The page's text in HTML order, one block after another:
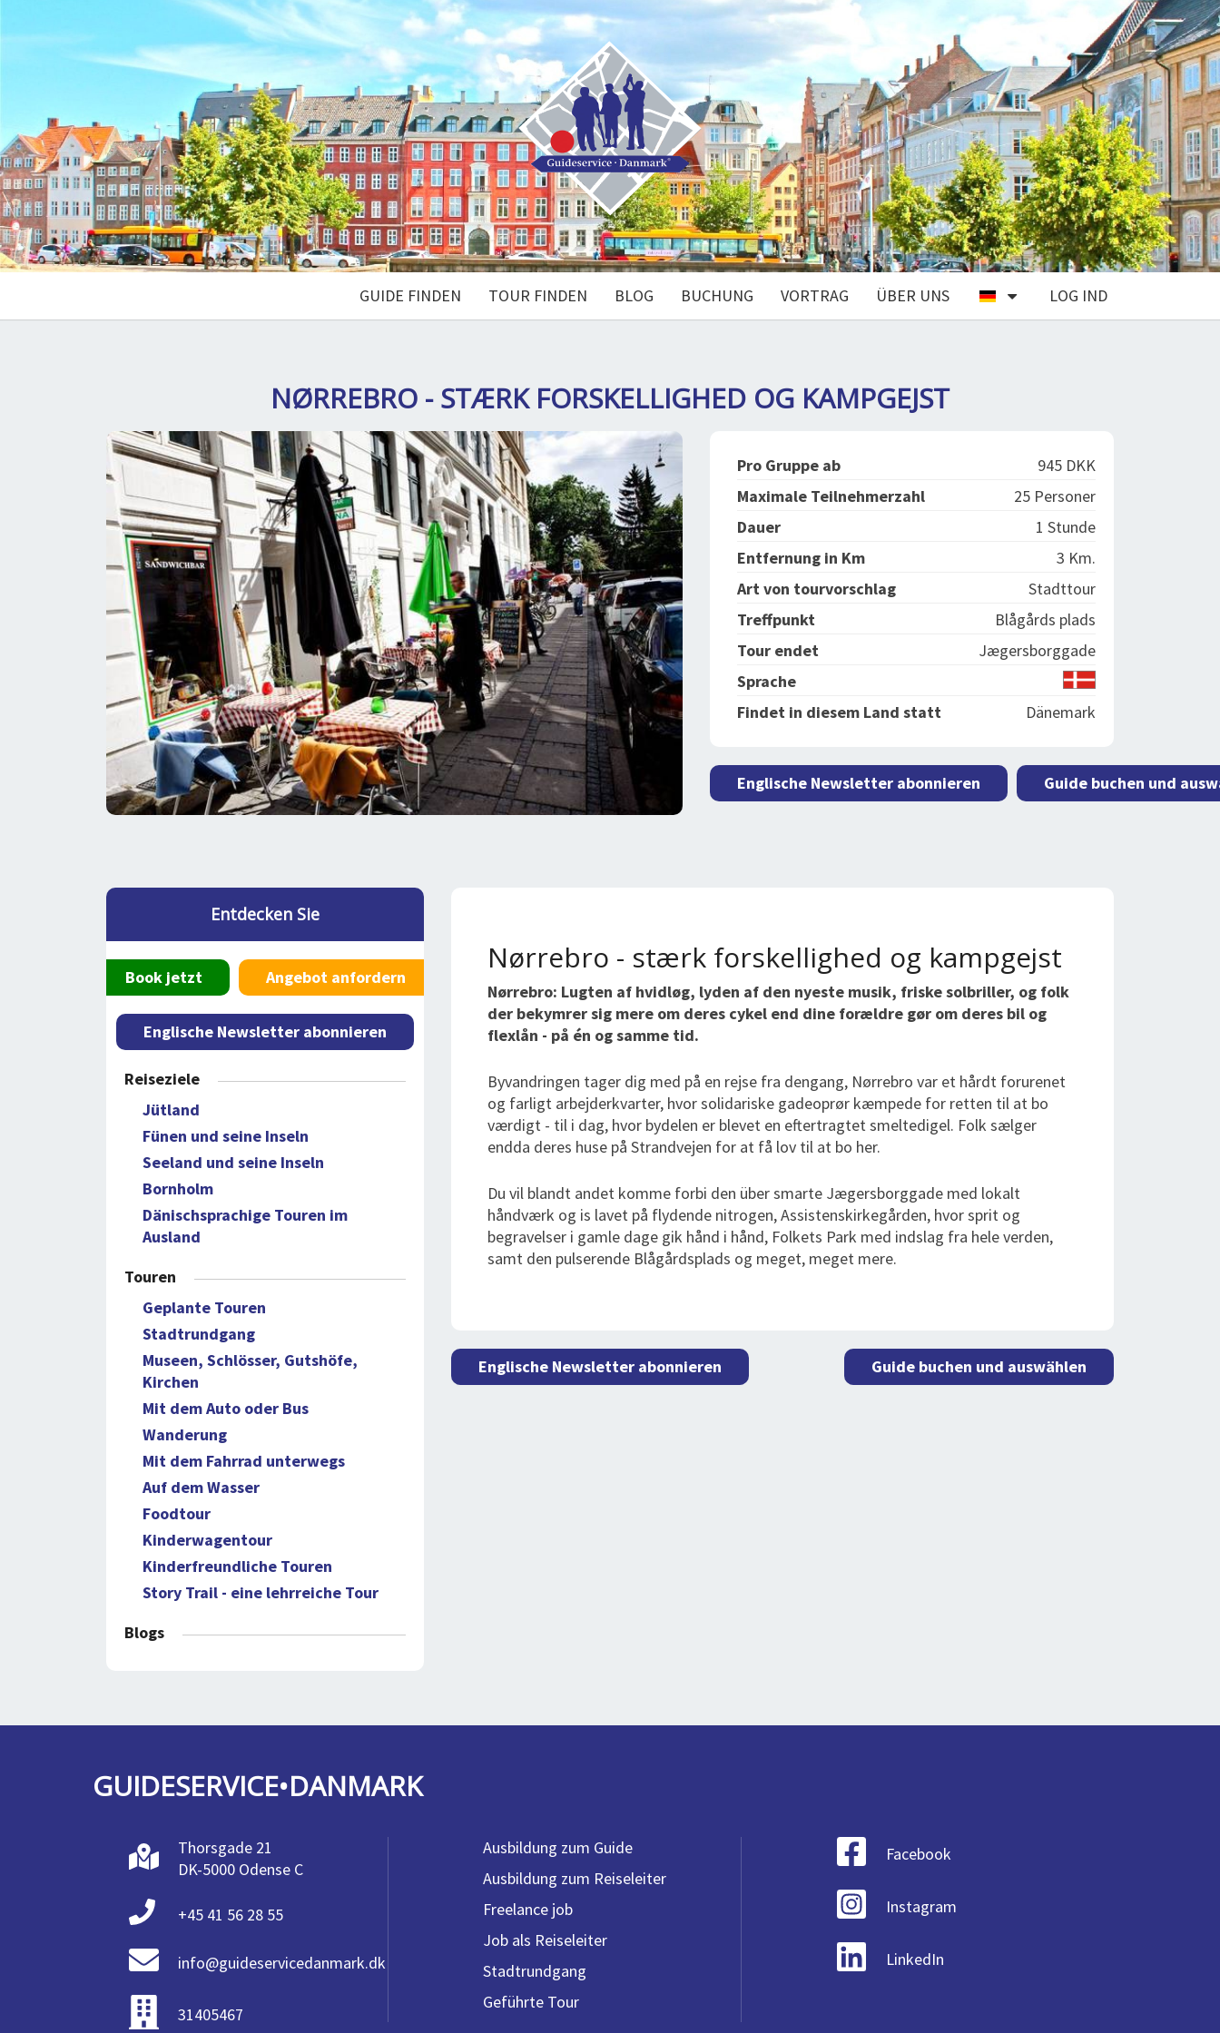
GUIDE FINDEN TOUR FINDEN BLOG BUCHUNG VORTRAG ÜBER UNS LOG IND
NØRREBRO - STÆRK FORSKELLIGHED OG KAMPGEJST
Pro Gruppe ab
945 DKK
Maximale Teilnehmerzahl
25 Personer
Dauer
1 Stunde
Entfernung in Km
3 Km.
Art von tourvorschlag
Stadttour
Treffpunkt
Blågårds plads
Tour endet
Jægersborggade
Sprache
Findet in diesem Land statt
Dänemark
Englische Newsletter abonnieren Guide buchen und
Nørrebro - stærk forskellighed og kampgejst
Nørrebro: Lugten af hvidløg, lyden af den nyeste musik, friske solbriller, og folk
der bekymrer sig mere om deres cykel end dine forældre gør om deres bil og
flexlån - på én og samme tid.
Byvandringen tager dig med på en rejse fra dengang, Nørrebro var et hårdt forurenet
og farligt arbejderkvarter, hvor solidariske gadeoprør kæmpede for retten til at bo
værdigt - til i dag, hvor bydelen er blevet en eftertragtet smeltedigel. Folk sælger
endda deres huse på Strandvejen for at få lov til at bo her.
Du vil blandt andet komme forbi den über smarte Jægersborggade med lokalt
håndværk og is lavet på flydende nitrogen, Assistenskirkegården, hvor sprit og
begravelser i gamle dage gik hånd i hånd, Folkets Park med indslag fra hele verden,
samt den pulserende Blågårdsplads og meget, meget mere.
Englische Newsletter abonnieren Guide buchen und auswählen
Entdecken Sie
Book jetzt Angebot anfordern
Englische Newsletter abonnieren
Reiseziele
Jütland
Fünen und seine Inseln
Seeland und seine Inseln
Bornholm
Dänischsprachige Touren im
Ausland
Touren
Geplante Touren
Stadtrundgang
Museen, Schlösser, Gutshöfe,
Kirchen
Mit dem Auto oder Bus
Wanderung
Mit dem Fahrrad unterwegs
Auf dem Wasser
Foodtour
Kinderwagentour
Kinderfreundliche Touren
Story Trail - eine lehrreiche Tour
Blogs
GUIDESERVICE•DANMARK
Thorsgade 21
DK-5000 Odense C
+45 41 56 28 55
info@guideservicedanmark.dk
31405467
Ausbildung zum Guide
Ausbildung zum Reiseleiter
Freelance job
Job als Reiseleiter
Stadtrundgang
Geführte Tour
Facebook
Instagram
LinkedIn